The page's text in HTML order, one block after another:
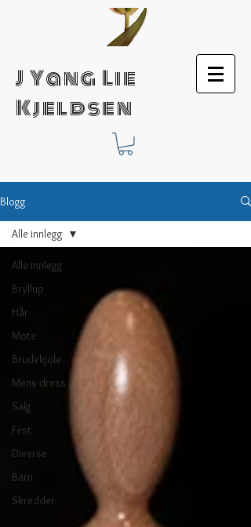
J Yang Lie
Kjeldsen
Blogg
Alle innlegg
Bryllup
Hår
Mote
Brudekjole
Mens dress
Salg
Fest
Diverse
Barn
Skredder
Alle innlegg